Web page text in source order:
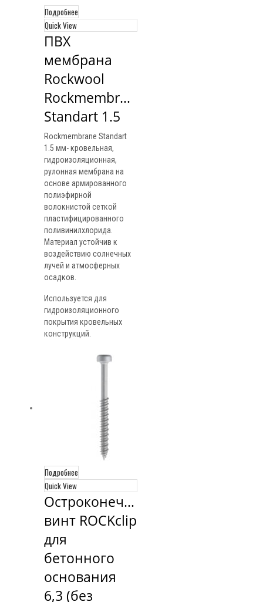
Подробнее
Quick View
ПВХ
мембрана
Rockwool
Rockmembrane
Standart 1.5
Rockmembrane Standart
1.5 мм- кровельная,
гидроизоляционная,
рулонная мембрана на
основе армированного
полиэфирной
волокнистой сеткой
пластифицированного
поливинилхлорида.
Материал устойчив к
воздействию солнечных
лучей и атмосферных
осадков.
Используется для
гидроизоляционного
покрытия кровельных
конструкций.
Подробнее
Quick View
Остроконечный
винт ROCKclip
для
бетонного
основания
6,3 (без